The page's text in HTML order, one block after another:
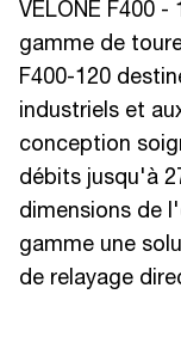
VELONE F400
gamme de
F400-120
industriels et
conception
débits jusqu'à
dimensions de
gamme une
de relayage